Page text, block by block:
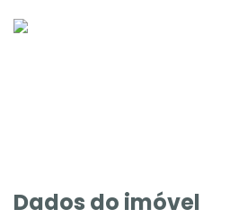
Dados do imóvel